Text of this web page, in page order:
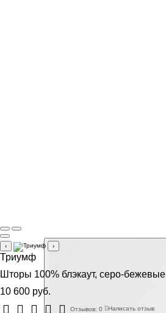
‹ ›
Триумф
Шторы 100% блэкаут, серо-бежевые
10 600 руб.
Отзывов: 0 Написать отзыв